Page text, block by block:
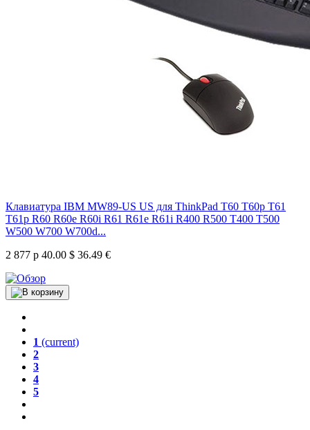
Клавиатура IBM MW89-US US для ThinkPad T60 T60p T61
T61p R60 R60e R60i R61 R61e R61i R400 R500 T400 T500
W500 W700 W700d...
2 877 р 40.00 $ 36.49 €
1 (current)
2
3
4
5